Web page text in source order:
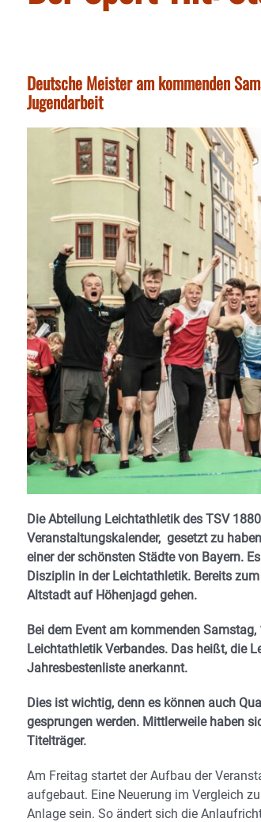
Deutsche Meister am kommenden
Jugendarbeit
Die Abteilung Leichtathletik des TSV
Veranstaltungskalender, gesetzt zu
einer der schönsten Städte von Bayern.
Disziplin in der Leichtathletik. Bereits
Altstadt auf Höhenjagd gehen.
Bei dem Event am kommenden
Leichtathletik Verbandes. Das heißt, die
Jahresbestenliste anerkannt.
Dies ist wichtig, denn es können auch
gesprungen werden. Mittlerweile haben
Titelträger.
Am Freitag startet der Aufbau der
aufgebaut. Eine Neuerung im Vergleich
Anlage sein. So ändert sich die